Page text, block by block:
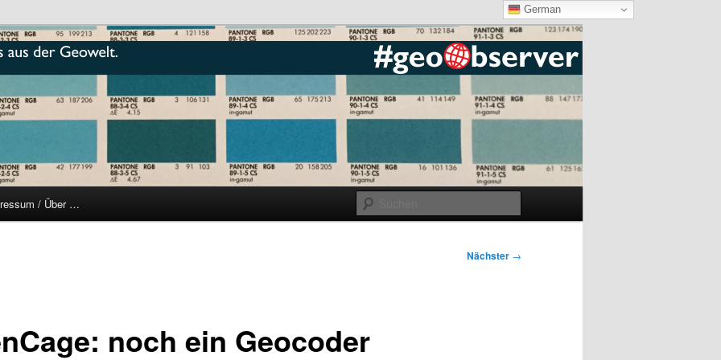
/ Über …
Nächster →
noch ein Geocoder
German